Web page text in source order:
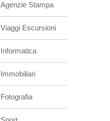
Agenzie Stampa
Viaggi Escursioni
Informatica
Immobiliari
Fotografia